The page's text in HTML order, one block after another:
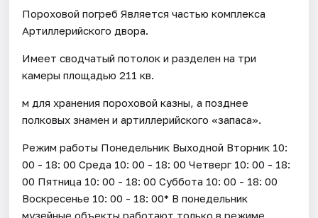
Пороховой погреб Является частью комплекса
Артиллерийского двора.
Имеет сводчатый потолок и разделен на три
камеры площадью 211 кв.
м для хранения пороховой казны, а позднее
полковых знамен и артиллерийского «запаса».
Режим работы Понедельник Выходной Вторник 10:
00 - 18: 00 Среда 10: 00 - 18: 00 Четверг 10: 00 - 18:
00 Пятница 10: 00 - 18: 00 Суббота 10: 00 - 18: 00
Воскресенье 10: 00 - 18: 00* В понедельник
музейные объекты работают только в режиме